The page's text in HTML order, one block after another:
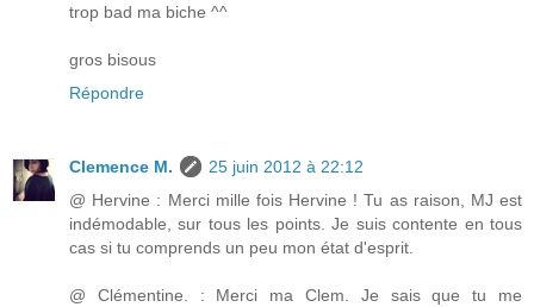
trop bad ma biche ^^
gros bisous
Répondre
Clemence M.
25 juin 2012 à 22:12
@ Hervine : Merci mille fois Hervine ! Tu as raison, MJ est
indémodable, sur tous les points. Je suis contente en tous
cas si tu comprends un peu mon état d'esprit.
@ Clémentine. : Merci ma Clem. Je sais que tu me